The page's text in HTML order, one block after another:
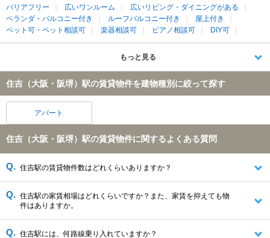
バリアフリー
広いワンルーム
広いリビング・ダイニングがある
ベランダ・バルコニー付き
ルーフバルコニー付き
屋上付き
ペット可・ペット相談可
楽器相談可 ピアノ相談可 DIY可
もっと見る
住吉（大阪・阪堺）駅の賃貸物件を建物種別に絞って探す
アパート
住吉（大阪・阪堺）駅の賃貸物件に関するよくある質問
住吉駅の賃貸物件数はどれくらいありますか？
住吉駅の家賃相場はどれくらいですか？また、家賃を抑えても物
件はありますか。
住吉駅には、何路線乗り入れていますか？